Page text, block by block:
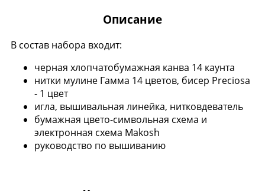
Описание
В состав набора входит:
черная хлопчатобумажная канва 14 каунта
нитки мулине Гамма 14 цветов, бисер Preciosa
- 1 цвет
игла, вышивальная линейка, нитковдеватель
бумажная цвето-символьная схема и
электронная схема Makosh
руководство по вышиванию